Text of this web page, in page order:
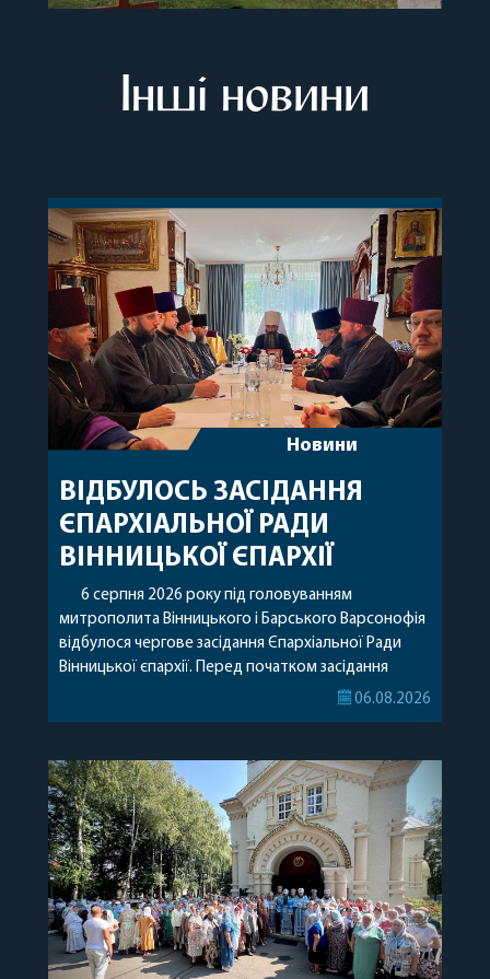
Інші новини
Новини
ВІДБУЛОСЬ ЗАСІДАННЯ
ЄПАРХІАЛЬНОЇ РАДИ
ВІННИЦЬКОЇ ЄПАРХІЇ
6 серпня 2026 року під головуванням
митрополита Вінницького і Барського Варсонофія
відбулося чергове засідання Єпархіальної Ради
Вінницької єпархії. Перед початком засідання
секретар Єпархіальної Ради від імені членів Ради
побажавши йому міцного здоров’я, Божої
допомоги, миру, духовної радості та
благословенних успіхів у подальшому
архіпастирському служінні. […]
06.08.2026